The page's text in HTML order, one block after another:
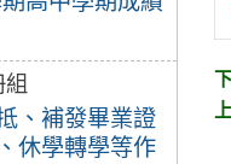
、補發畢業證
休學轉學等作